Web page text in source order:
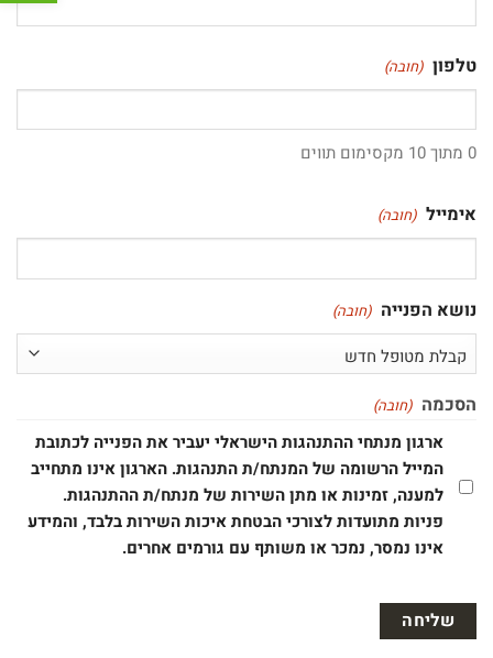
טלפון (חובה)
0 מתוך 10 מקסימום תווים
אימייל (חובה)
נושא הפנייה (חובה)
הסכמה (חובה)
ארגון מנתחי ההתנהגות הישראלי יעביר את הפנייה לכתובת
המייל הרשומה של המנתח/ת התנהגות. הארגון אינו מתחייב
למענה, זמינות או מתן השירות של מנתח/ת ההתנהגות.
פניות מתועדות לצורכי הבטחת איכות השירות בלבד, והמידע
אינו נמסר, נמכר או משותף עם גורמים אחרים.